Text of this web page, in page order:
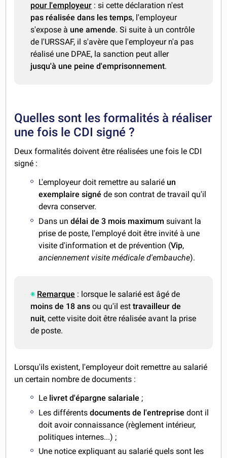
pour l'employeur : si cette déclaration n'est
pas réalisée dans les temps, l'employeur
s'expose à une amende. Si suite à un contrôle
de l'URSSAF, il s'avère que l'employeur n'a pas
réalisé une DPAE, la sanction peut aller
jusqu'à une peine d'emprisonnement.
Quelles sont les formalités à réaliser
une fois le CDI signé ?
Deux formalités doivent être réalisées une fois le CDI
signé :
L'employeur doit remettre au salarié un
exemplaire signéde son contrat de travail qu'il
devra conserver.
Dans undélai de 3 mois maximum suivant la
prise de poste, l'employé doit être invité à une
visite d'information et de prévention (Vip,
anciennement visite médicale d'embauche).
Remarque : lorsque le salarié est âgé de
moins de 18 ans ou qu'il esttravailleur de
nuit, cette visite doit être réalisée avant la prise
de poste.
Lorsqu'ils existent, l'employeur doit remettre au salarié
un certain nombre de documents :
Le livret d'épargne salariale ;
Les différentsdocuments de l'entreprise dont il
doit avoir connaissance (règlement intérieur,
politiques internes...) ;
Une notice expliquant au salarié quels sont les